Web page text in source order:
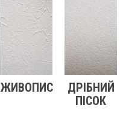
ЖИВОПИС
ДРІБНИЙ
ПІСОК